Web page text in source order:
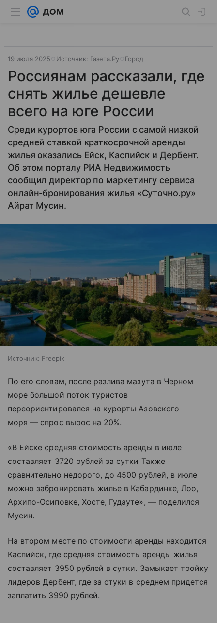
19 июля 2025 Источник: Газета.Ру Город
Россиянам рассказали, где
снять жилье дешевле
всего на юге России
Среди курортов юга России с самой низкой
средней ставкой краткосрочной аренды
жилья оказались Ейск, Каспийск и Дербент.
Об этом порталу РИА Недвижимость
сообщил директор по маркетингу сервиса
онлайн-бронирования жилья «Суточно.ру»
Айрат Мусин.
Источник: Freepik
По его словам, после разлива мазута в Черном
море большой поток туристов
переориентировался на курорты Азовского
моря — спрос вырос на 20%.
«В Ейске средняя стоимость аренды в июле
составляет 3720 рублей за сутки Также
сравнительно недорого, до 4500 рублей, в июле
можно забронировать жилье в Кабардинке, Лоо,
Архипо-Осиповке, Хосте, Гудауте», — поделился
Мусин.
На втором месте по стоимости аренды находится
Каспийск, где средняя стоимость аренды жилья
составляет 3950 рублей в сутки. Замыкает тройку
лидеров Дербент, где за стуки в среднем придется
заплатить 3990 рублей.